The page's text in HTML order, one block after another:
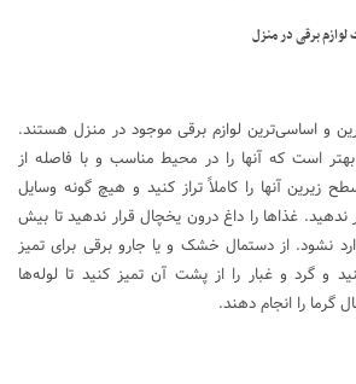
و اساسی‌ترین لوازم برقی موجود در منزل هستند.
بهتر است که آنها را در محیط مناسب و با فاصله از
زیرین آنها را کاملاً تراز کنید و هیچ گونه وسایل
ندهید. غذاها را داغ درون یخچال قرار ندهید تا بیش
نشود. از دستمال خشک و یا جارو برقی برای تمیز
و گرد و غبار را از پشت آن تمیز کنید تا لوله‌ها
گرما را انجام دهند.